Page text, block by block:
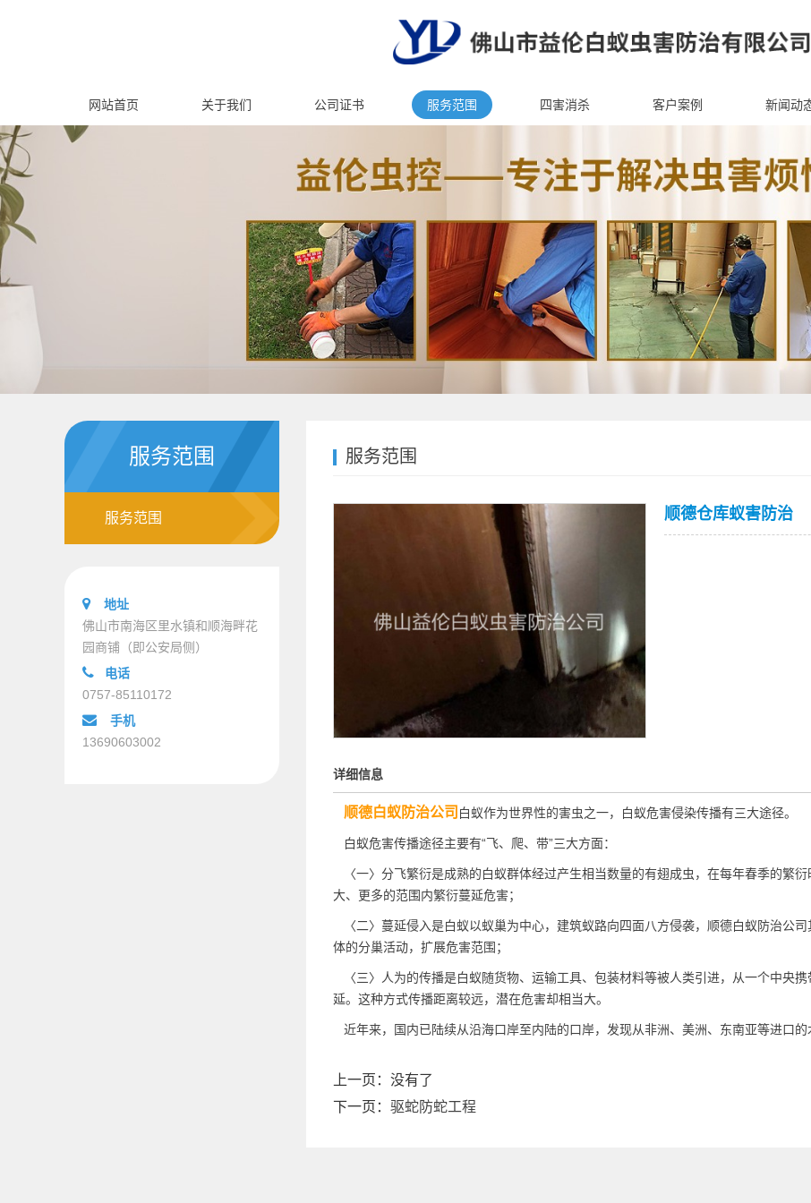
网站首页 关于我们 公司证书 服务范围 四害消杀 客户案例 新闻动
服务范围
服务范围
地址
佛山市南海区里水镇和顺海畔花
园商铺（即公安局侧）
电话
0757-85110172
手机
13690603002
服务范围
顺德仓库蚁害防治
详细信息
顺德白蚁防治公司 白蚁作为世界性的害虫之一，白蚁危害侵染传播有三大途径。
白蚁危害传播途径主要有“飞、爬、带”三大方面：
〈一〉分飞繁衍是成熟的白蚁群体经过产生相当数量的有翅成虫 ，在每年春季的繁
大、更多的范围内繁衍蔓延危害；
〈二〉蔓延侵入是白蚁以蚁巢为中心，建筑蚁路向四面八方侵袭，顺德白蚁防治公
体的分巢活动，扩展危害范围；
〈三〉人为的传播是白蚁随货物、运输工具、包装材料等被人类引进，从一个中央
延。这种方式传播距离较远，潜在危害却相当大。
近年来，国内已陆续从沿海口岸至内陆的口岸，发现从非洲、美洲、东南亚等进口的
上一页：没有了
下一页： 驱蛇防蛇工程